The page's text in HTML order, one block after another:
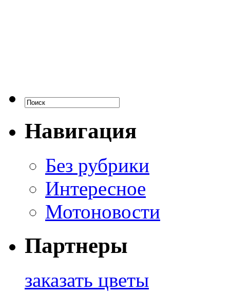
Навигация
Без рубрики
Интересное
Мотоновости
Партнеры
заказать цветы